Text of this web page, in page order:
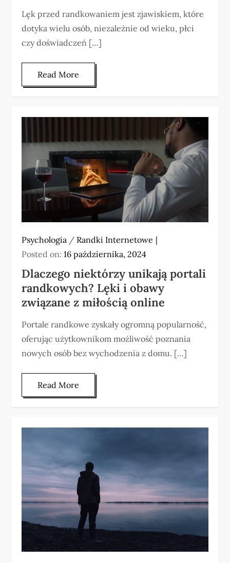
Lęk przed randkowaniem jest zjawiskiem, które
dotyka wielu osób, niezależnie od wieku, płci
czy doświadczeń […]
Read More
Psychologia / Randki Internetowe
Posted on:16 października, 2024
Dlaczego niektórzy unikają portali
randkowych? Lęki i obawy
związane z miłością online
Portale randkowe zyskały ogromną popularność,
oferując użytkownikom możliwość poznania
nowych osób bez wychodzenia z domu. […]
Read More